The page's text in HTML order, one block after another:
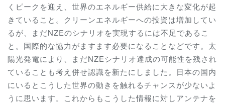
くピークを迎え、世界のエネルギー供給に大きな変化が起
きていること。クリーンエネルギーへの投資は増加してい
るが、まだNZEのシナリオを実現するには不足であるこ
と。国際的な協力がますます必要になることなどです。太
陽光発電により、まだNZEシナリオ達成の可能性を残され
ていることも考え併せ認識を新たにしました。日本の国内
にいるとこうした世界の動きを触れるチャンスが少ないよ
うに思います。これからもこうした情報に対しアンテナを